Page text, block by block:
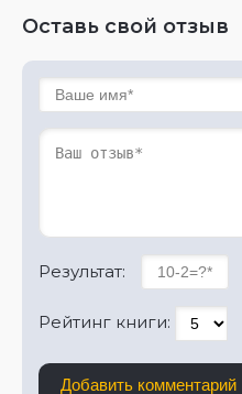
Оставь свой отзыв
Результат:
Рейтинг книги:
Добавить комментарий